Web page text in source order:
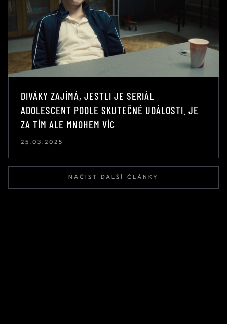
DIVÁKY ZAJÍMÁ, JESTLI JE SERIÁL
ADOLESCENT PODLE SKUTEČNÉ UDÁLOSTI. JE
ZA TÍM ALE MNOHEM VÍC
25.03.2025
NAČÍST DALŠÍ ČLÁNKY